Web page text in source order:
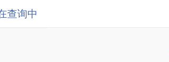
查询中